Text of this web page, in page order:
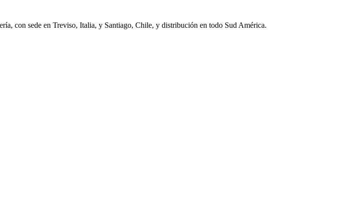
con sede en Treviso, Italia, y Santiago, Chile, y distribución en todo Sud América.